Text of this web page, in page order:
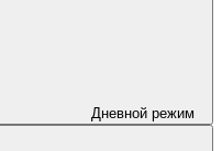
Дневной режим